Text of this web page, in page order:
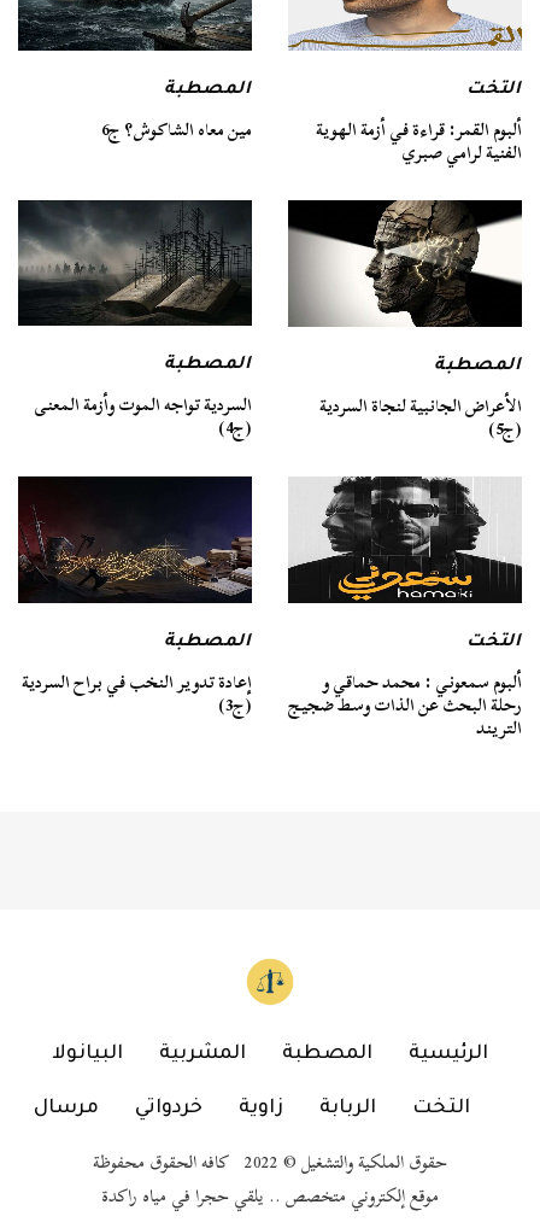
التخت
ألبوم القمر: قراءة في أزمة الهوية
الفنية لرامي صبري
المصطبة
مين معاه الشاكوش؟ ج6
المصطبة
الأعراض الجانبية لنجاة السردية
(ج5)
المصطبة
السردية تواجه الموت وأزمة المعنى
(ج4)
التخت
ألبوم سمعوني : محمد حماقي و
رحلة البحث عن الذات وسط ضجيج
التريند
المصطبة
إعادة تدوير النخب في براح السردية
(ج3)
الرئيسية المصطبة المشربية البيانولا
التخت الربابة زاوية خردواتي مرسال
حقوق الملكية والتشغيل © 2022 كافه الحقوق محفوظة
موقع إلكتروني متخصص .. يلقي حجرا في مياه راكدة